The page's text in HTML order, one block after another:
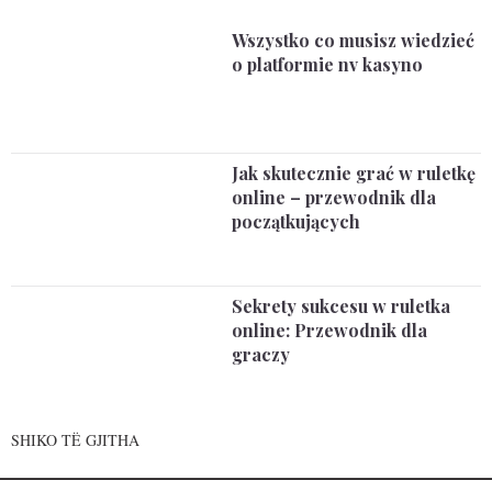
Wszystko co musisz wiedzieć
o platformie nv kasyno
Jak skutecznie grać w ruletkę
online – przewodnik dla
początkujących
Sekrety sukcesu w ruletka
online: Przewodnik dla
graczy
SHIKO TË GJITHA